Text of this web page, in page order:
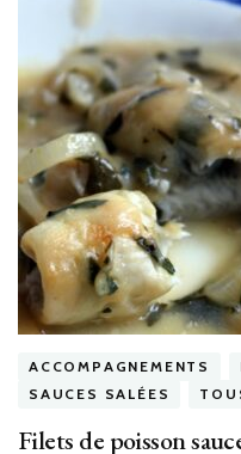
ACCOMPAGNEMENTS
SAUCES SALÉES
Filets de poisson